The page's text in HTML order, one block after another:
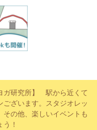
ガ研究所】 駅から近くて
ざいます。スタジオレッ
その他、楽しいイベントも
！